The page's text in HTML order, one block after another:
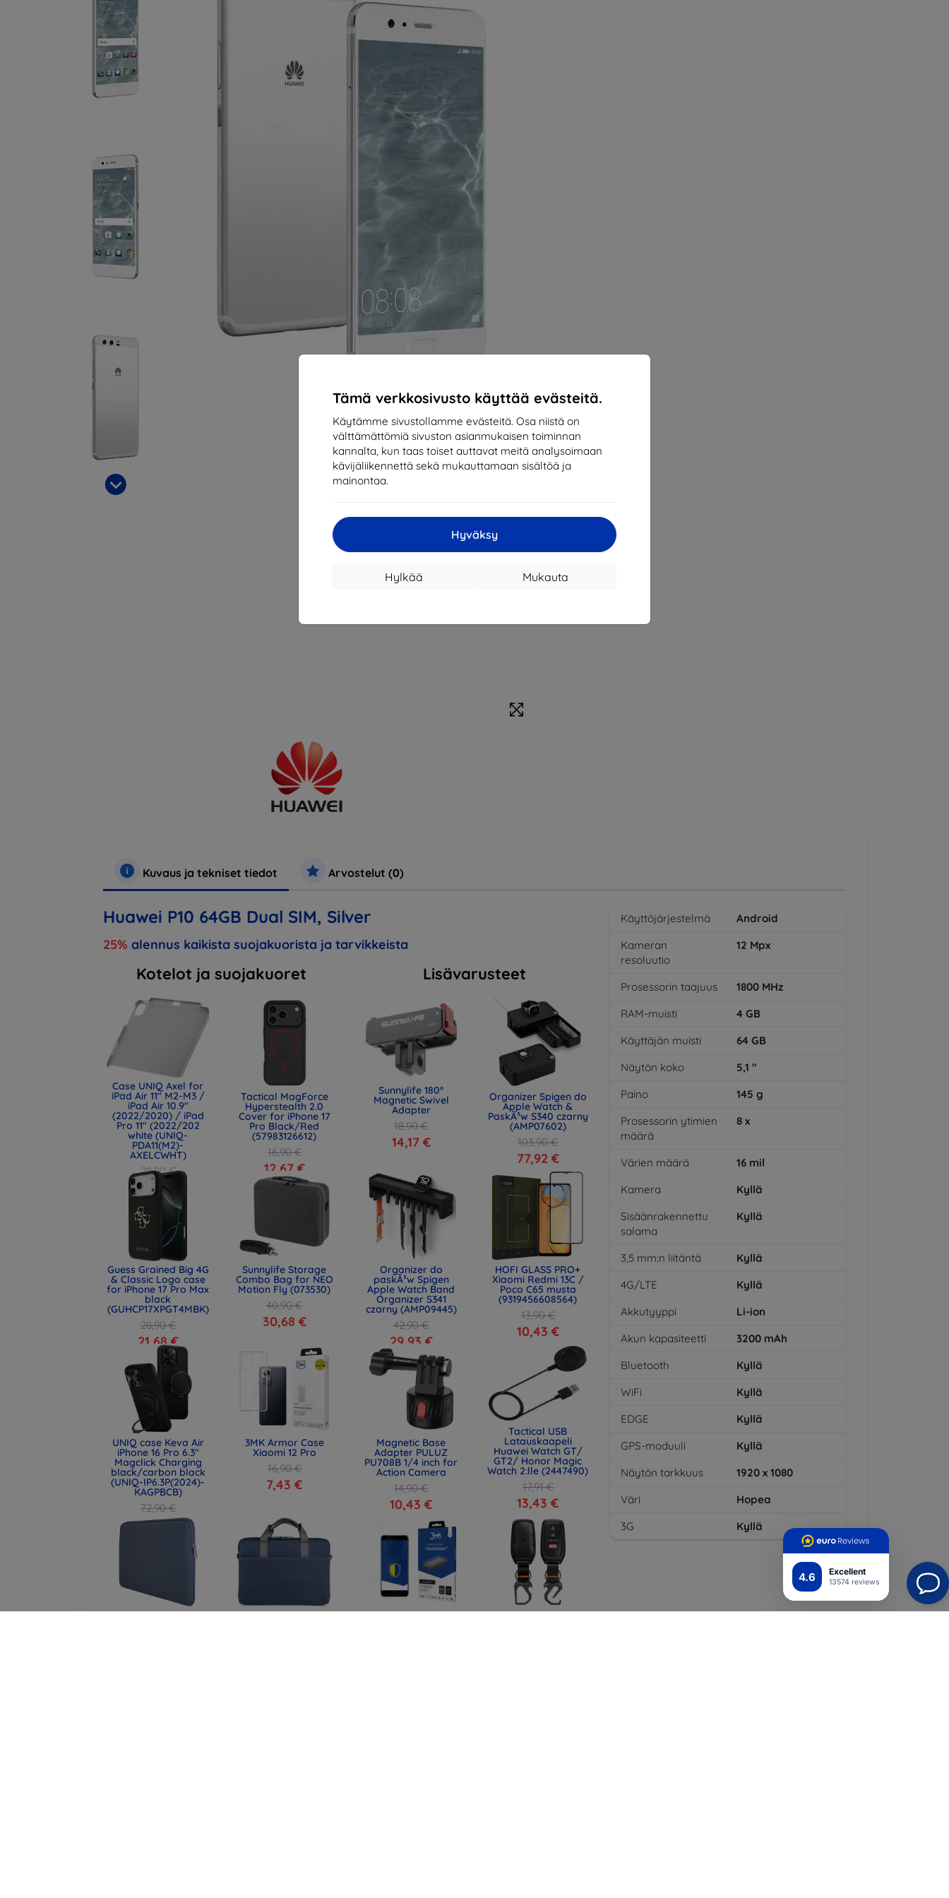
4.6 Excellent
13574 reviews
Tämä verkkosivusto käyttää evästeitä.
Käytämme sivustollamme evästeitä. Osa niistä on
välttämättömiä sivuston asianmukaisen toiminnan
kannalta, kun taas toiset auttavat meitä analysoimaan
kävijäliikennettä sekä mukauttamaan sisältöä ja
mainontaa.
Hyväksy
Mukauta
Hylkää
Kuvaus ja tekniset tiedot Arvostelut (0)
Huawei P10 64GB Dual SIM, Silver
25% alennus kaikista suojakuorista ja tarvikkeista
Kotelot ja suojakuoret
Case UNIQ Axel for
iPad Air 11" M2-M3 /
iPad Air 10.9"
(2022/2020) / iPad
Pro 11" (2022/202
white (UNIQ-
PDA11(M2)-
AXELCWHT)
28,90 €
21,68 €
Tactical MagForce
Hyperstealth 2.0
Cover for iPhone 17
Pro Black/Red
(57983126612)
16,90 €
12,67 €
Guess Grained Big 4G
& Classic Logo case
for iPhone 17 Pro Max
black
(GUHCP17XPGT4MBK)
28,90 €
21,68 €
Sunnylife Storage
Combo Bag for NEO
Motion Fly (073530)
40,90 €
30,68 €
UNIQ case Keva Air
iPhone 16 Pro 6.3"
Magclick Charging
black/carbon black
(UNIQ-IP6.3P(2024)-
KAGPBCB)
72,90 €
54,67 €
3MK Armor Case
Xiaomi 12 Pro
16,90 €
7,43 €
UNIQ bag Cyprus UNIQ Stockholm
Lisävarusteet
Sunnylife 180°
Magnetic Swivel
Adapter
18,90 €
14,17 €
Organizer Spigen do
Apple Watch &
PaskÃ³w S340 czarny
(AMP07602)
103,90 €
77,92 €
Organizer do
paskÃ³w Spigen
Apple Watch Band
Organizer S341
czarny (AMP09445)
42,90 €
29,93 €
HOFI GLASS PRO+
Xiaomi Redmi 13C /
Poco C65 musta
(9319456608564)
13,90 €
10,43 €
Magnetic Base
Adapter PULUZ
PU708B 1/4 inch for
Action Camera
14,90 €
10,43 €
Tactical USB
Latauskaapeli
Huawei Watch GT/
GT2/ Honor Magic
Watch 2:lle (2447490)
17,91 €
13,43 €
3MK FlexibleGlass SPIGEN TK100
Käyttöjärjestelmä
Android
Kameran
resoluutio
12 Mpx
Prosessorin taajuus 1800 MHz
RAM-muisti
4 GB
Käyttäjän muisti
64 GB
Näytön koko
5,1 "
Paino
145 g
Prosessorin ytimien
määrä
8 x
Värien määrä 16 mil
Kamera
Kyllä
Sisäänrakennettu
salama
Kyllä
3,5 mm:n liitäntä
Kyllä
4G/LTE
Kyllä
Akkutyyppi
Li-ion
Akun kapasiteetti
3200 mAh
Bluetooth
Kyllä
WiFi
Kyllä
EDGE
Kyllä
GPS-moduuli
Kyllä
Näytön tarkkuus
1920 x 1080
Väri
Hopea
3G
Kyllä